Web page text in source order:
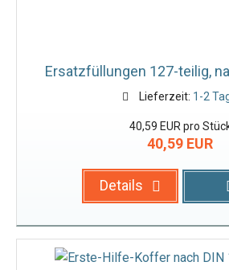
Ersatzfüllungen 127-teilig,
Lieferzeit: 1-2
40,59 EUR pro
40,59 EUR
Details